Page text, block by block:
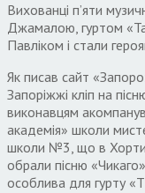
Вихованці п’яти
Джамалою, гуртом
Павліком і стали
Як писав сайт
Запоріжжі кліп на
виконавцям
академія» школи
школи №3, що в
обрали пісню
особлива для гурту